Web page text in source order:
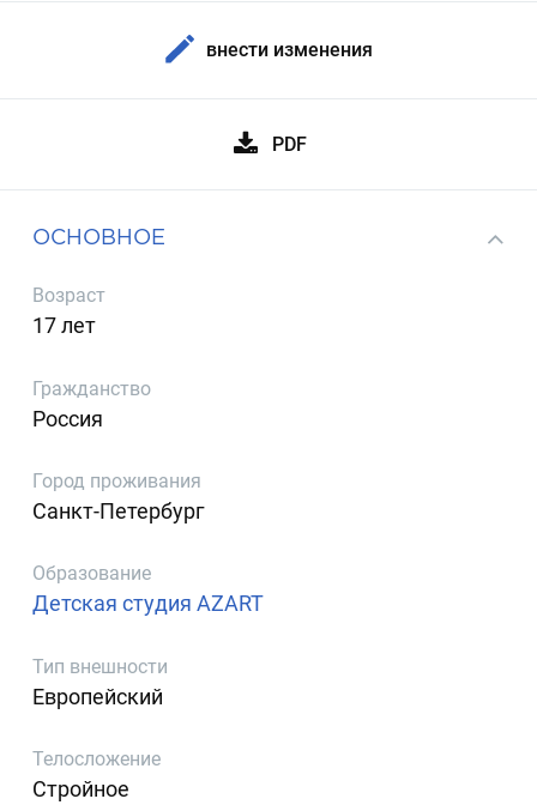
внести изменения
PDF
ОСНОВНОЕ
Возраст
17 лет
Гражданство
Россия
Город проживания
Санкт-Петербург
Образование
Детская студия AZART
Тип внешности
Европейский
Телосложение
Стройное